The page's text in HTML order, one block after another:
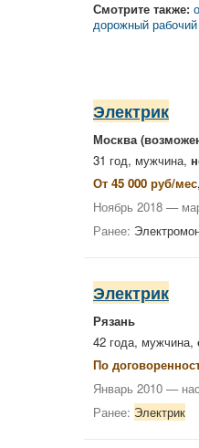
Смотрите также:
дорожный рабочий
Электрик
Москва
31 год, мужчина,
От 45 000 руб/мес
Ноябрь 2018 —
Ранее:
Электрик
Рязань
42 года, мужчина,
По
Январь 2010 —
Ранее: Электрик